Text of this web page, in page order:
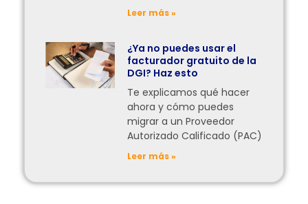
Leer más »
¿Ya no puedes usar el
facturador gratuito de la
DGI? Haz esto
Te explicamos qué hacer
ahora y cómo puedes
migrar a un Proveedor
Autorizado Calificado (PAC)
Leer más »